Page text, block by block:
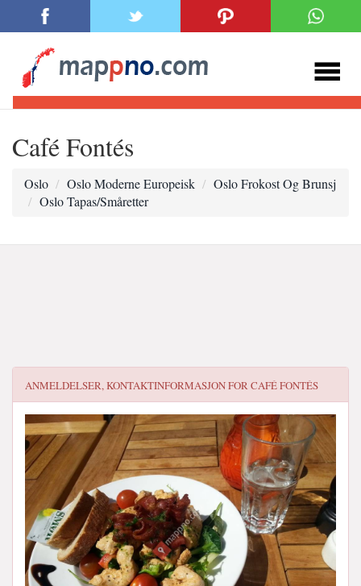
Café Fontés
Oslo Oslo Moderne Europeisk
Oslo Frokost Og Brunsj
Oslo Tapas/Småretter
ANMELDELSER, KONTAKTINFORMASJON FORCAFÉ FONTÉS